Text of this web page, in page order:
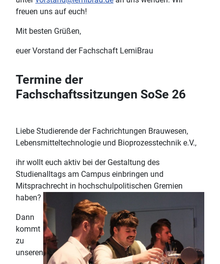
freuen uns auf euch!
Mit besten Grüßen,
euer Vorstand der Fachschaft LemiBrau
Termine der
Fachschaftssitzungen SoSe 26
Liebe Studierende der Fachrichtungen Brauwesen,
Lebensmitteltechnologie und Bioprozesstechnik e.V.,
ihr wollt euch aktiv bei der Gestaltung des
Studienalltags am Campus einbringen und
Mitsprachrecht in hochschulpolitischen Gremien
haben?
Dann
kommt
zu
unseren